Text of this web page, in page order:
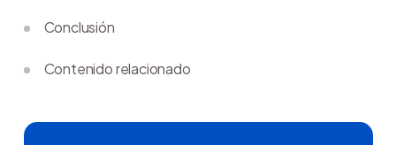
Conclusión
Contenido relacionado